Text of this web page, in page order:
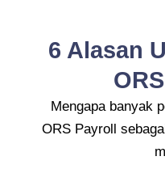
6 Alasan
Mengapa banyak
ORS Payroll